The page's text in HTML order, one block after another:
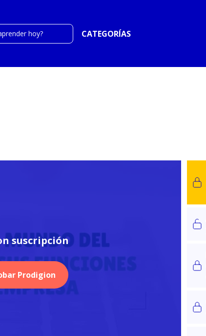
CATEGORÍAS
suscripción
Prodigion